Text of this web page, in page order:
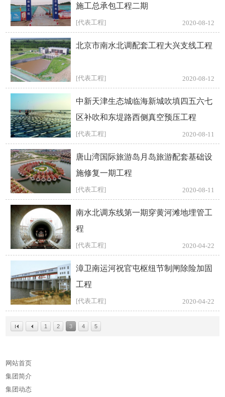
[代表工程]
施工总承包工程二期
2020-08-12
[代表工程]
北京市南水北调配套工程大兴支线工程
2020-08-12
[代表工程]
中新天津生态城临海新城吹填四五六七
区补吹和东堤路西侧真空预压工程
2020-08-11
[代表工程]
唐山湾国际旅游岛月岛旅游配套基础设
施修复一期工程
2020-08-11
[代表工程]
南水北调东线第一期穿黄河滩地埋管工
程
2020-04-22
[代表工程]
漳卫南运河祝官屯枢纽节制闸除险加固
工程
2020-04-22
1 2 3 4 5
网站首页
集团简介
集团动态